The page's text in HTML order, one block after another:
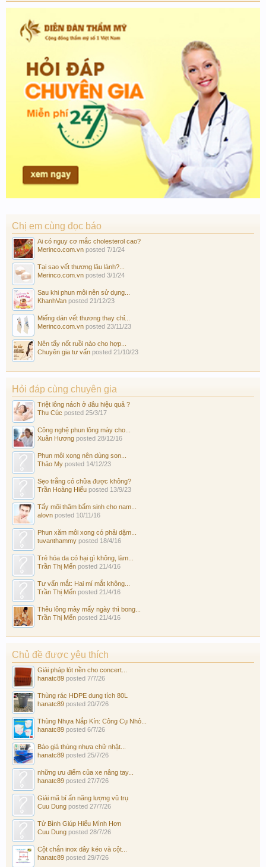
Chị em cùng đọc báo
Ai có nguy cơ mắc cholesterol cao?
Merinco.com.vn posted 7/1/24
Tại sao vết thương lâu lành?...
Merinco.com.vn posted 3/1/24
Sau khi phun môi nên sử dụng...
KhanhVan posted 21/12/23
Miếng dán vết thương thay chỉ...
Merinco.com.vn posted 23/11/23
Nên tẩy nốt ruồi nào cho hợp...
Chuyên gia tư vấn posted 21/10/23
Hỏi đáp cùng chuyên gia
Triệt lông nách ở đâu hiệu quả ?
Thu Cúc posted 25/3/17
Công nghệ phun lông mày cho...
Xuân Hương posted 28/12/16
Phun môi xong nên dùng son...
Thảo My posted 14/12/23
Sẹo trắng có chữa được không?
Trần Hoàng Hiếu posted 13/9/23
Tẩy môi thâm bẩm sinh cho nam...
alovn posted 10/11/16
Phun xăm môi xong có phải dặm...
tuvanthammy posted 18/4/16
Trẻ hóa da có hại gì không, làm...
Trần Thị Mến posted 21/4/16
Tư vấn mắt: Hai mí mắt không...
Trần Thị Mến posted 21/4/16
Thêu lông mày mấy ngày thì bong...
Trần Thị Mến posted 21/4/16
Chủ đề được yêu thích
Giải pháp lót nền cho concert...
hanatc89 posted 7/7/26
Thùng rác HDPE dung tích 80L
hanatc89 posted 20/7/26
Thùng Nhựa Nắp Kín: Công Cụ Nhỏ...
hanatc89 posted 6/7/26
Báo giá thùng nhựa chữ nhật...
hanatc89 posted 25/7/26
những ưu điểm của xe nâng tay...
hanatc89 posted 27/7/26
Giải mã bí ẩn năng lượng vũ trụ
Cuu Dung posted 27/7/26
Tử Bình Giúp Hiểu Mình Hơn
Cuu Dung posted 28/7/26
Cột chắn inox dây kéo và cột...
hanatc89 posted 29/7/26